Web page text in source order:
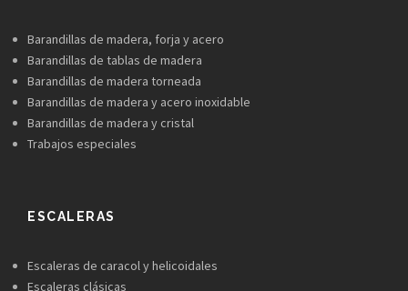
Barandillas de madera, forja y acero
Barandillas de tablas de madera
Barandillas de madera torneada
Barandillas de madera y acero inoxidable
Barandillas de madera y cristal
Trabajos especiales
ESCALERAS
Escaleras de caracol y helicoidales
Escaleras clásicas